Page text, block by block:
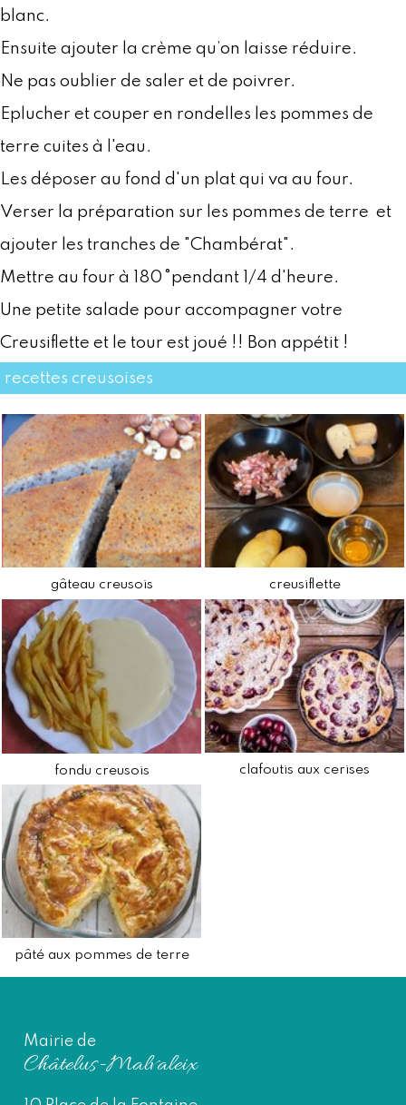
blanc.
Ensuite ajouter la crème qu’on laisse réduire.
Ne pas oublier de saler et de poivrer.
Eplucher et couper en rondelles les pommes de
terre cuites à l'eau.
Les déposer au fond d'un plat qui va au four.
Verser la préparation sur les pommes de terre et
ajouter les tranches de "Chambérat".
Mettre au four à 180°pendant 1/4 d'heure.
Une petite salade pour accompagner votre
Creusiflette et le tour est joué !! Bon appétit !
recettes creusoises
gâteau creusois creusiflette
fondu creusois clafoutis aux cerises
pâté aux pommes de terre
Mairie de
Châtelus-Malvaleix